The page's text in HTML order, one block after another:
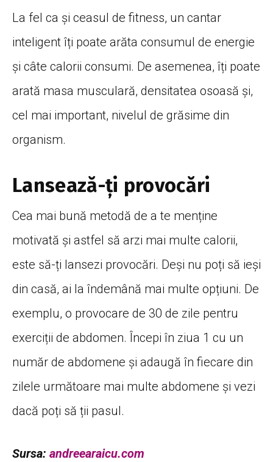
La fel ca și ceasul de fitness, un cantar
inteligent îți poate arăta consumul de energie
și câte calorii consumi. De asemenea, îți poate
arată masa musculară, densitatea osoasă și,
cel mai important, nivelul de grăsime din
organism.
Lansează-ți provocări
Cea mai bună metodă de a te menține
motivată și astfel să arzi mai multe calorii,
este să-ți lansezi provocări. Deși nu poți să ieși
din casă, ai la îndemână mai multe opțiuni. De
exemplu, o provocare de 30 de zile pentru
exerciții de abdomen. Începi în ziua 1 cu un
număr de abdomene și adaugă în fiecare din
zilele următoare mai multe abdomene și vezi
dacă poți să ții pasul.
Sursa: andreearaicu.com